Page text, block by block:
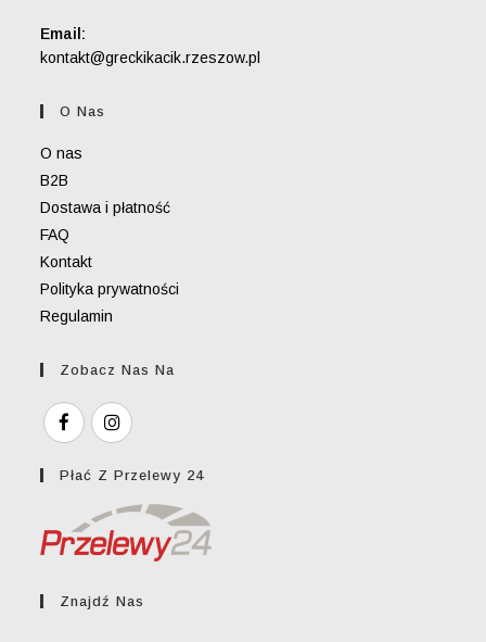
Email:
kontakt@greckikacik.rzeszow.pl
O Nas
O nas
B2B
Dostawa i płatność
FAQ
Kontakt
Polityka prywatności
Regulamin
Zobacz Nas Na
Płać Z Przelewy 24
Znajdź Nas